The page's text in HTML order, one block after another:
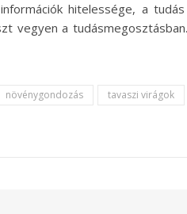
hitelessége, a
vegyen a
növénygondozás tavaszi virágok